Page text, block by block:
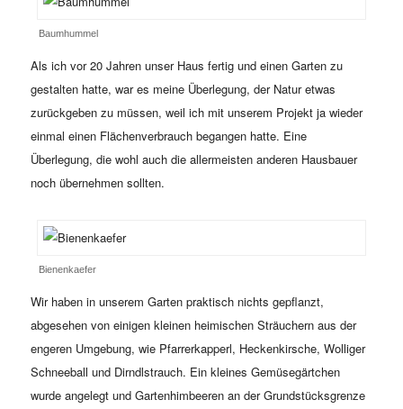
Baumhummel
Als ich vor 20 Jahren unser Haus fertig und einen Garten zu
gestalten hatte, war es meine Überlegung, der Natur etwas
zurückgeben zu müssen, weil ich mit unserem Projekt ja wieder
einmal einen Flächenverbrauch begangen hatte. Eine
Überlegung, die wohl auch die allermeisten anderen Hausbauer
noch übernehmen sollten.
Bienenkaefer
Wir haben in unserem Garten praktisch nichts gepflanzt,
abgesehen von einigen kleinen heimischen Sträuchern aus der
engeren Umgebung, wie Pfarrerkapperl, Heckenkirsche, Wolliger
Schneeball und Dirndlstrauch. Ein kleines Gemüsegärtchen
wurde angelegt und Gartenhimbeeren an der Grundstücksgrenze